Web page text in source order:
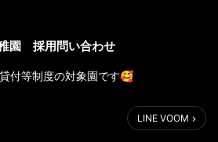
園 採用問い合わせ
付等制度の対象園です🥰
る保育士等就職準備支援事業の対象園
LINE VOOM